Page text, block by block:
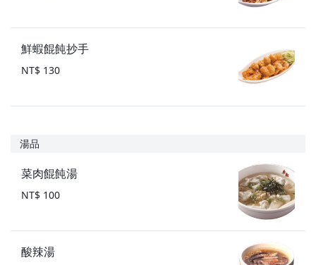
鮮蝦餛飩抄手
NT$ 130
湯品
菜肉餛飩湯
NT$ 100
酸辣湯